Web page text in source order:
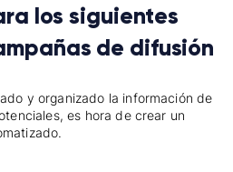
los siguientes
de difusión
y organizado la información de
es hora de crear un